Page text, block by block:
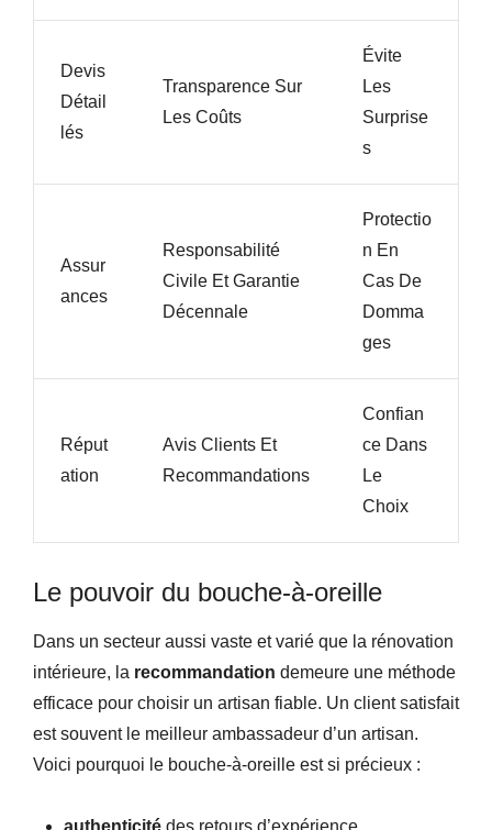
Devis
Détail
Lés
Transparence Sur
Les Coûts
Évite
Les
Surprise
S
Assur
Ances
Responsabilité
Civile Et Garantie
Décennale
Protectio
N En
Cas De
Domma
Ges
Réput
Ation
Avis Clients Et
Recommandations
Confian
Ce Dans
Le
Choix
Le pouvoir du bouche-à-oreille
Dans un secteur aussi vaste et varié que la rénovation
intérieure, la recommandation demeure une méthode
efficace pour choisir un artisan fiable. Un client satisfait
est souvent le meilleur ambassadeur d’un artisan.
Voici pourquoi le bouche-à-oreille est si précieux :
authenticité des retours d’expérience